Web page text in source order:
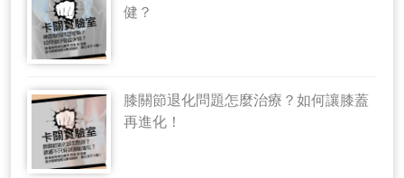
健？
膝關節退化問題怎麼治療？如何讓膝蓋
再進化！